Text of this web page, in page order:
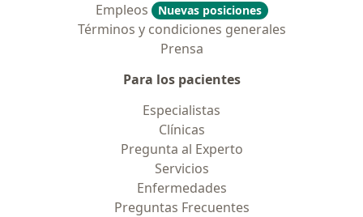
Empleos
Nuevas posiciones
Términos y condiciones generales
Prensa
Para los pacientes
Especialistas
Clínicas
Pregunta al Experto
Servicios
Enfermedades
Preguntas Frecuentes